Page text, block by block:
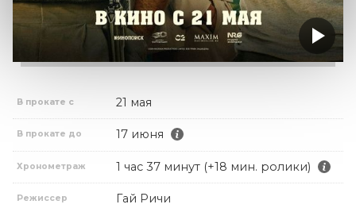
В прокате с 21 мая
В прокате до 17 июня
Хронометраж 1 час 37 минут (+18 мин. ролики)
Режиссер Гай Ричи